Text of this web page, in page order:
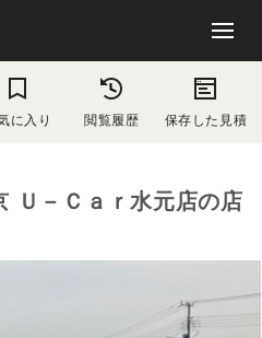
に入り 閲覧履歴 保存した見積
Ｕ－Ｃａｒ水元店の店